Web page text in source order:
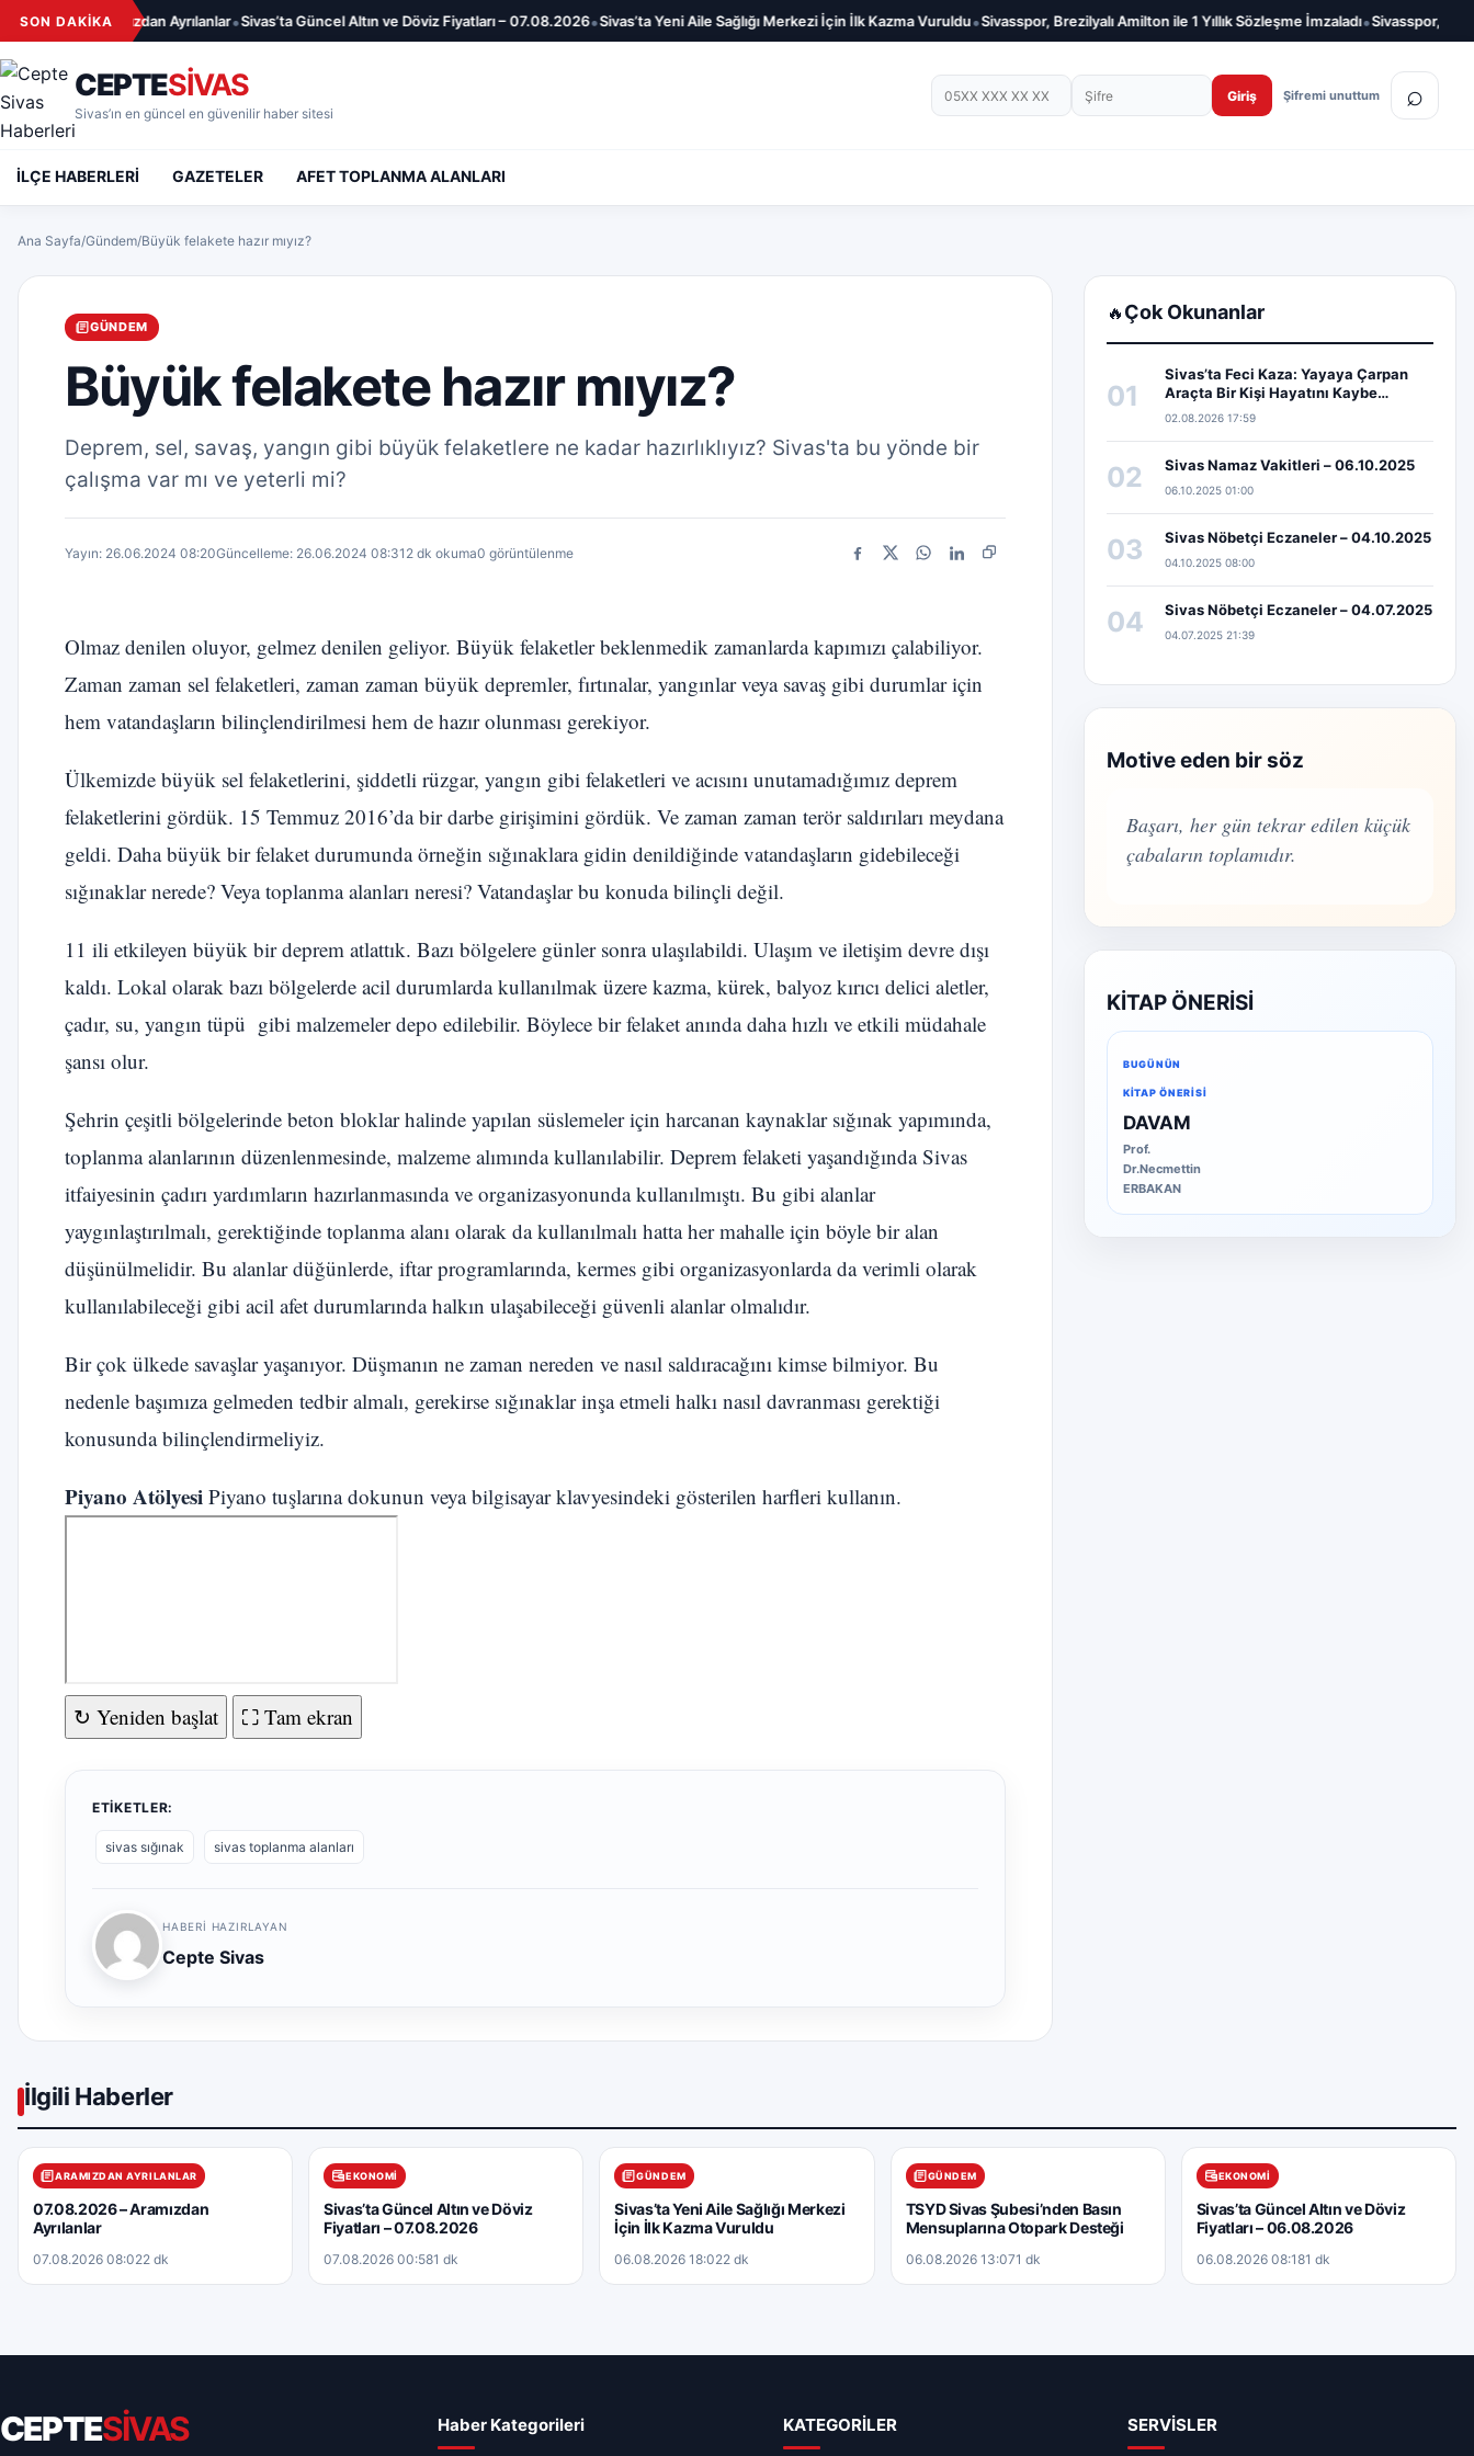
İçeriğe geç
SON DAKİKA
– Aramızdan Ayrılanlar•Sivas’ta Güncel Altın ve Döviz Fiyatları – 07.08.2026•Sivas’ta Yeni Aile Sağlığı Merkezi İçin İlk Kazma Vuruldu•Sivasspor, Brezilyalı Amilton ile 1 Yıllık Sözleşme İmzaladı•Sivasspor, Salih
CEPTESİVAS
Sivas’ın en güncel en güvenilir haber sitesi
Telefon numarası Şifre Giriş Şifremi unuttum ⌕
İLÇE HABERLERİ GAZETELER AFET TOPLANMA ALANLARI
Ana Sayfa/Gündem/Büyük felakete hazır mıyız?
GÜNDEM
Büyük felakete hazır mıyız?
Deprem, sel, savaş, yangın gibi büyük felaketlere ne kadar hazırlıklıyız? Sivas'ta bu yönde bir
çalışma var mı ve yeterli mi?
Yayın: 26.06.2024 08:20Güncelleme: 26.06.2024 08:31 2 dk okuma0 görüntülenme
Facebook
X WhatsApp
LinkedInBağlantıyı kopyala
Olmaz denilen oluyor, gelmez denilen geliyor. Büyük felaketler beklenmedik zamanlarda kapımızı çalabiliyor.
Zaman zaman sel felaketleri, zaman zaman büyük depremler, fırtınalar, yangınlar veya savaş gibi durumlar için
hem vatandaşların bilinçlendirilmesi hem de hazır olunması gerekiyor.
Ülkemizde büyük sel felaketlerini, şiddetli rüzgar, yangın gibi felaketleri ve acısını unutamadığımız deprem
felaketlerini gördük. 15 Temmuz 2016’da bir darbe girişimini gördük. Ve zaman zaman terör saldırıları meydana
geldi. Daha büyük bir felaket durumunda örneğin sığınaklara gidin denildiğinde vatandaşların gidebileceği
sığınaklar nerede? Veya toplanma alanları neresi? Vatandaşlar bu konuda bilinçli değil.
11 ili etkileyen büyük bir deprem atlattık. Bazı bölgelere günler sonra ulaşılabildi. Ulaşım ve iletişim devre dışı
kaldı. Lokal olarak bazı bölgelerde acil durumlarda kullanılmak üzere kazma, kürek, balyoz kırıcı delici aletler,
çadır, su, yangın tüpü gibi malzemeler depo edilebilir. Böylece bir felaket anında daha hızlı ve etkili müdahale
şansı olur.
Şehrin çeşitli bölgelerinde beton bloklar halinde yapılan süslemeler için harcanan kaynaklar sığınak yapımında,
toplanma alanlarının düzenlenmesinde, malzeme alımında kullanılabilir. Deprem felaketi yaşandığında Sivas
itfaiyesinin çadırı yardımların hazırlanmasında ve organizasyonunda kullanılmıştı. Bu gibi alanlar
yaygınlaştırılmalı, gerektiğinde toplanma alanı olarak da kullanılmalı hatta her mahalle için böyle bir alan
düşünülmelidir. Bu alanlar düğünlerde, iftar programlarında, kermes gibi organizasyonlarda da verimli olarak
kullanılabileceği gibi acil afet durumlarında halkın ulaşabileceği güvenli alanlar olmalıdır.
Bir çok ülkede savaşlar yaşanıyor. Düşmanın ne zaman nereden ve nasıl saldıracağını kimse bilmiyor. Bu
nedenle başımıza gelmeden tedbir almalı, gerekirse sığınaklar inşa etmeli halkı nasıl davranması gerektiği
konusunda bilinçlendirmeliyiz.
Piyano Atölyesi Piyano tuşlarına dokunun veya bilgisayar klavyesindeki gösterilen harfleri kullanın.
↻ Yeniden başlat ⛶ Tam ekran
ETIKETLER:
sivas sığınak sivas toplanma alanları
HABERI HAZIRLAYAN
Cepte Sivas
🔥 Çok Okunanlar
01
Sivas’ta Feci Kaza: Yayaya Çarpan
Araçta Bir Kişi Hayatını Kaybe…
02.08.2026 17:59
02 Sivas Namaz Vakitleri – 06.10.2025
06.10.2025 01:00
03 Sivas Nöbetçi Eczaneler – 04.10.2025
04.10.2025 08:00
04 Sivas Nöbetçi Eczaneler – 04.07.2025
04.07.2025 21:39
Motive eden bir söz
Başarı, her gün tekrar edilen küçük
çabaların toplamıdır.
KİTAP ÖNERİSİ
BUGÜNÜN
KITAP ÖNERISI
DAVAM
Prof.
Dr.Necmettin
ERBAKAN
İlgili Haberler
ARAMIZDAN AYRILANLAR
07.08.2026 – Aramızdan
Ayrılanlar
07.08.2026 08:022 dk
EKONOMI
Sivas’ta Güncel Altın ve Döviz
Fiyatları – 07.08.2026
07.08.2026 00:581 dk
GÜNDEM
Sivas’ta Yeni Aile Sağlığı Merkezi
İçin İlk Kazma Vuruldu
06.08.2026 18:022 dk
GÜNDEM
TSYD Sivas Şubesi’nden Basın
Mensuplarına Otopark Desteği
06.08.2026 13:071 dk
EKONOMI
Sivas’ta Güncel Altın ve Döviz
Fiyatları – 06.08.2026
06.08.2026 08:181 dk
CEPTESİVAS Haber Kategorileri KATEGORİLER SERVİSLER